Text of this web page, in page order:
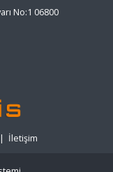
No:1 06800
| İletişim